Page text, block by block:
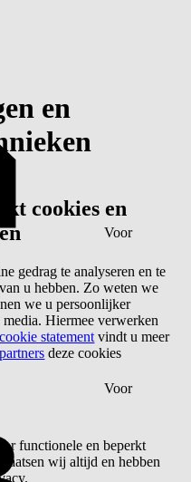
Voor
Voor
en
cookies en
gedrag te analyseren en te
u hebben. Zo weten we
we u persoonlijker
Hiermee verwerken
cookie statement vindt u meer
deze cookies
functionele en beperkt
wij altijd en hebben